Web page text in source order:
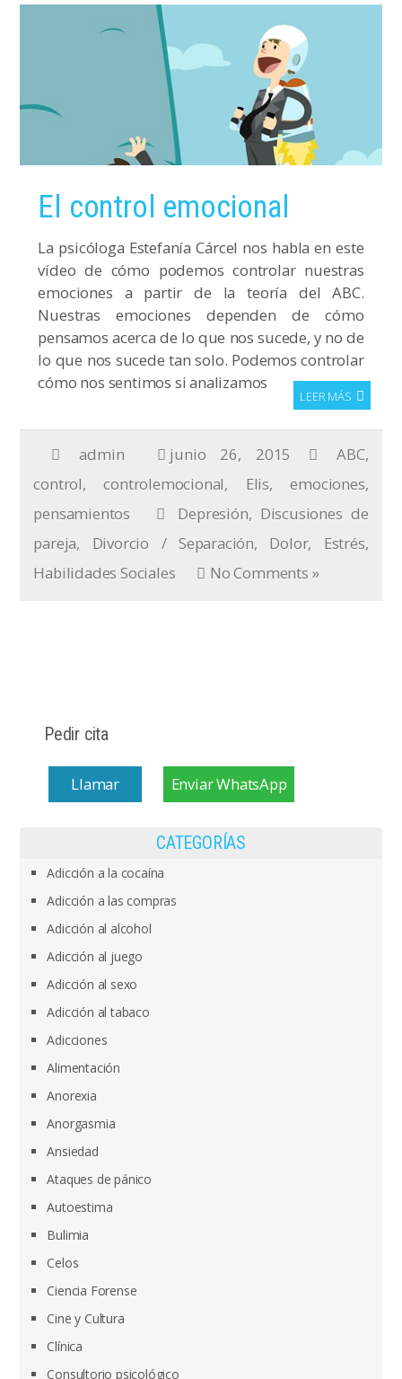
El control emocional
La psicóloga Estefanía Cárcel nos habla en este
vídeo de cómo podemos controlar nuestras
emociones a partir de la teoría del ABC.
Nuestras emociones dependen de cómo
pensamos acerca de lo que nos sucede, y no de
lo que nos sucede tan solo. Podemos controlar
cómo nos sentimos si analizamos
LEER MÁS
admin junio 26, 2015 ABC,
control,controlemocional, Elis,emociones,
pensamientos
Depresión, Discusiones de
pareja, Divorcio / Separación, Dolor, Estrés,
Habilidades Sociales
No Comments »
Pedir cita
Llamar Enviar WhatsApp
CATEGORÍAS
Adicción a la cocaína
Adicción a las compras
Adicción al alcohol
Adicción al juego
Adicción al sexo
Adicción al tabaco
Adicciones
Alimentación
Anorexia
Anorgasmia
Ansiedad
Ataques de pánico
Autoestima
Bulimia
Celos
Ciencia Forense
Cine y Cultura
Clínica
Consultorio psicológico